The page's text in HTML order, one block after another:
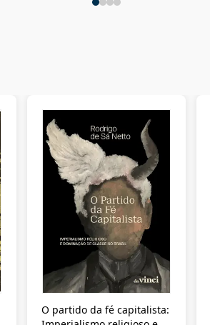
O partido da fé capitalista: